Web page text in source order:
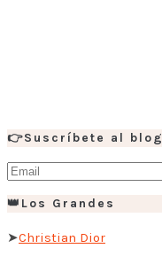
👉Suscríbete al blog
👑Los Grandes
➤Christian Dior